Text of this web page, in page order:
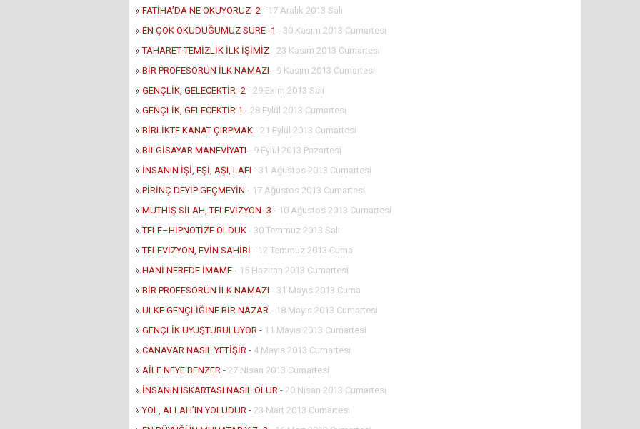
FATİHA’DA NE OKUYORUZ -2 - 17 Aralık 2013 Salı
EN ÇOK OKUDUĞUMUZ SURE -1 - 30 Kasım 2013 Cumartesi
TAHARET TEMİZLİK İLK İŞİMİZ - 23 Kasım 2013 Cumartesi
BİR PROFESÖRÜN İLK NAMAZI - 9 Kasım 2013 Cumartesi
GENÇLİK, GELECEKTİR -2 - 29 Ekim 2013 Salı
GENÇLİK, GELECEKTİR 1 - 28 Eylül 2013 Cumartesi
BİRLİKTE KANAT ÇIRPMAK - 21 Eylül 2013 Cumartesi
BİLGİSAYAR MANEVİYATI - 9 Eylül 2013 Pazartesi
İNSANIN İŞİ, EŞİ, AŞI, LAFI - 31 Ağustos 2013 Cumartesi
PİRİNÇ DEYİP GEÇMEYİN - 17 Ağustos 2013 Cumartesi
MÜTHİŞ SİLAH, TELEVİZYON -3 - 10 Ağustos 2013 Cumartesi
TELE–HİPNOTİZE OLDUK - 30 Temmuz 2013 Salı
TELEVİZYON, EVİN SAHİBİ - 12 Temmuz 2013 Cuma
HANİ NEREDE İMAME - 15 Haziran 2013 Cumartesi
BİR PROFESÖRÜN İLK NAMAZI - 31 Mayıs 2013 Cuma
ÜLKE GENÇLİĞİNE BİR NAZAR - 18 Mayıs 2013 Cumartesi
GENÇLİK UYUŞTURULUYOR - 11 Mayıs 2013 Cumartesi
CANAVAR NASIL YETİŞİR - 4 Mayıs 2013 Cumartesi
AİLE NEYE BENZER - 27 Nisan 2013 Cumartesi
İNSANIN ISKARTASI NASIL OLUR - 20 Nisan 2013 Cumartesi
YOL, ALLAH’IN YOLUDUR - 23 Mart 2013 Cumartesi